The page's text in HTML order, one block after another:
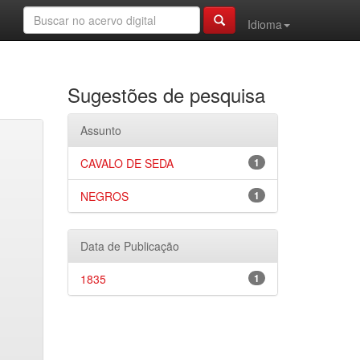
Idioma
Sugestões de pesquisa
Assunto
1
CAVALO DE SEDA
1
NEGROS
Data de Publicação
1
1835